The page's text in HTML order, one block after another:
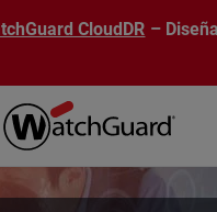
principal
CloudDR –